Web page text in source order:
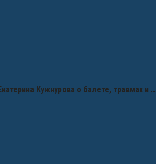
Кужнурова о балете, травмах и …